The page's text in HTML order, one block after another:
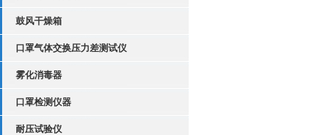
鼓风干燥箱
口罩气体交换压力差测试仪
雾化消毒器
口罩检测仪器
耐压试验仪